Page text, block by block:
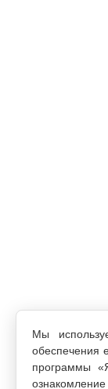
Мы
обеспечения
программы